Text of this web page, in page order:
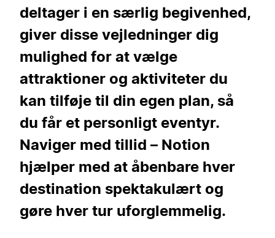
deltager i en særlig begivenhed,
giver disse vejledninger dig
mulighed for at vælge
attraktioner og aktiviteter du
kan tilføje til din egen plan, så
du får et personligt eventyr.
Naviger med tillid – Notion
hjælper med at åbenbare hver
destination spektakulært og
gøre hver tur uforglemmelig.